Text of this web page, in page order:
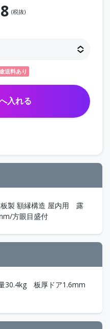
(税抜)
送料あり
入れる
製 額縁構造 屋内用 露
方眼目盛付
30.4kg 板厚ドア1.6mm